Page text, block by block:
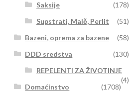
Saksije
(178)
Supstrati, Malč, Perlit
(51)
Bazeni, oprema za bazene
(58)
DDD sredstva
(130)
REPELENTI ZA ŽIVOTINJE
(4)
Domaćinstvo
(1708)